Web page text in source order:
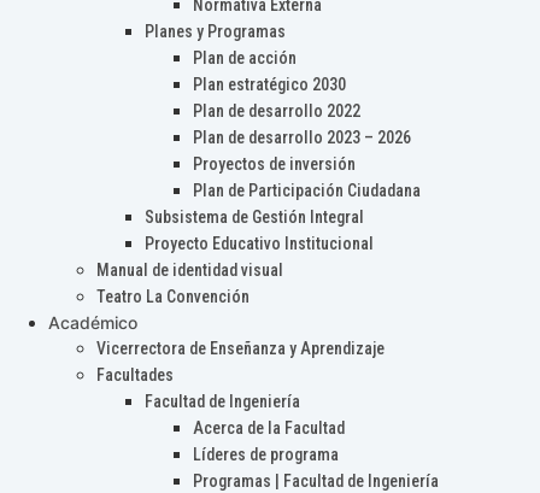
Normativa Externa
Planes y Programas
Plan de acción
Plan estratégico 2030
Plan de desarrollo 2022
Plan de desarrollo 2023 – 2026
Proyectos de inversión
Plan de Participación Ciudadana
Subsistema de Gestión Integral
Proyecto Educativo Institucional
Manual de identidad visual
Teatro La Convención
Académico
Vicerrectora de Enseñanza y Aprendizaje
Facultades
Facultad de Ingeniería
Acerca de la Facultad
Líderes de programa
Programas | Facultad de Ingeniería